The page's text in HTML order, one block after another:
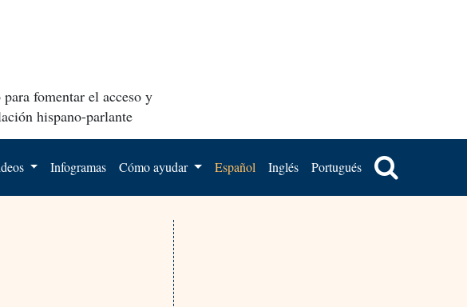
fomentar el acceso y
hispano-parlante
Infogramas Cómo ayudar Español Inglés Portugués